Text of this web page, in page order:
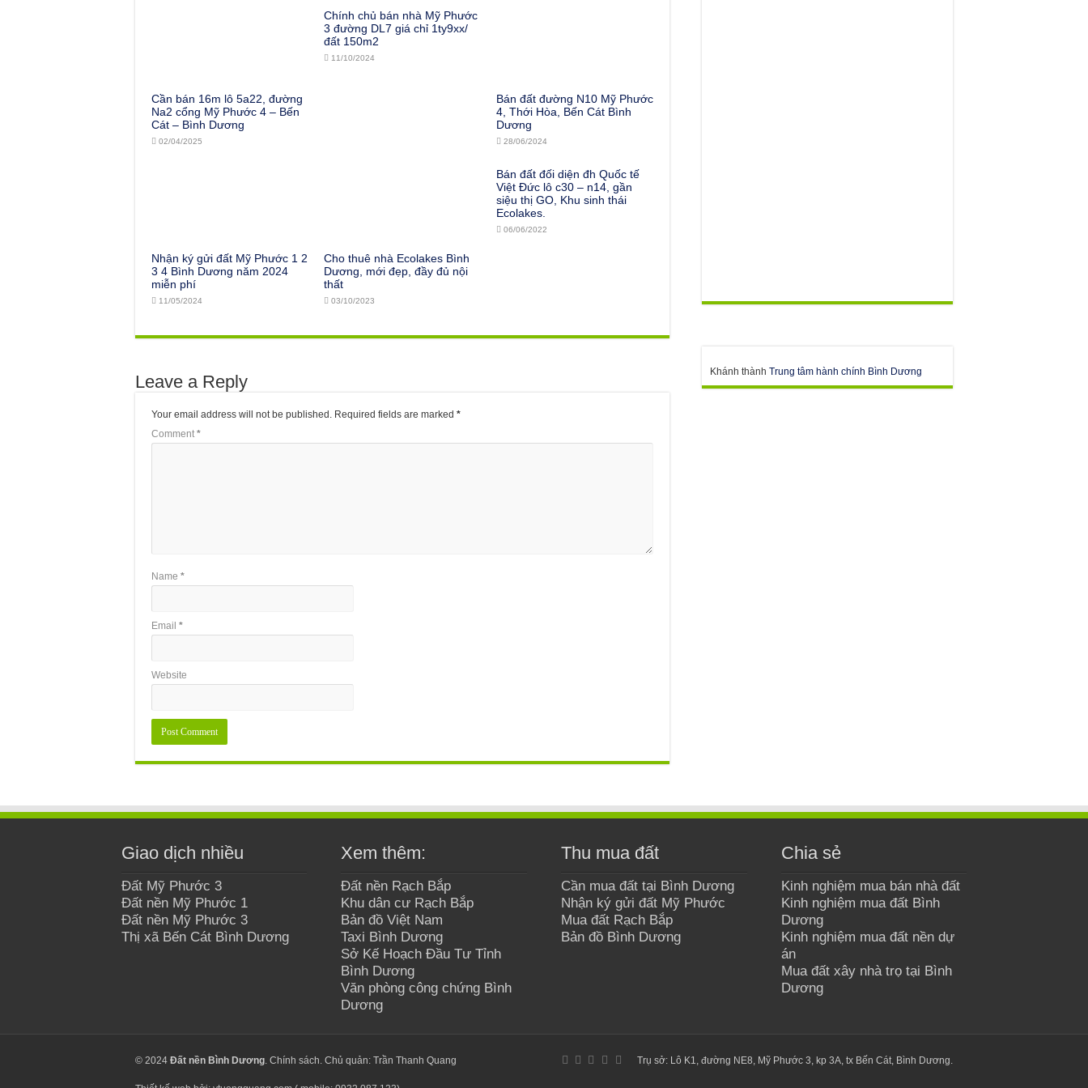
Cần bán 16m lô 5a22, đường
Na2 cổng Mỹ Phước 4 – Bến
Cát – Bình Dương
02/04/2025
Chính chủ bán nhà Mỹ Phước
3 đường DL7 giá chỉ 1ty9xx/
đất 150m2
11/10/2024
Bán đất đường N10 Mỹ Phước
4, Thới Hòa, Bến Cát Bình
Dương
28/06/2024
Nhận ký gửi đất Mỹ Phước 1 2
3 4 Bình Dương năm 2024
miễn phí
11/05/2024
Cho thuê nhà Ecolakes Bình
Dương, mới đẹp, đầy đủ nội
thất
03/10/2023
Bán đất đối diện đh Quốc tế
Việt Đức lô c30 – n14, gần
siệu thị GO, Khu sinh thái
Ecolakes.
06/06/2022
Leave a Reply
Your email address will not be published. Required fields are marked *
Comment *
Name *
Email *
Website
Khánh thành Trung tâm hành chính Bình Dương
Giao dịch nhiều
Đất Mỹ Phước 3
Đất nền Mỹ Phước 1
Đất nền Mỹ Phước 3
Thị xã Bến Cát Bình Dương
Xem thêm:
Đất nền Rạch Bắp
Khu dân cư Rạch Bắp
Bản đồ Việt Nam
Taxi Bình Dương
Sở Kế Hoạch Đầu Tư Tỉnh
Bình Dương
Văn phòng công chứng Bình
Dương
Thu mua đất
Cần mua đất tại Bình Dương
Nhận ký gửi đất Mỹ Phước
Mua đất Rạch Bắp
Bản đồ Bình Dương
Chia sẻ
Kinh nghiệm mua bán nhà đất
Kinh nghiệm mua đất Bình
Dương
Kinh nghiệm mua đất nền dự
án
Mua đất xây nhà trọ tại Bình
Dương
Trụ sở: Lô K1, đường NE8, Mỹ Phước 3, kp 3A, tx Bến Cát, Bình Dương.
© 2024 Đất nền Bình Dương Chính sách . Chủ quản: Trần Thanh Quang